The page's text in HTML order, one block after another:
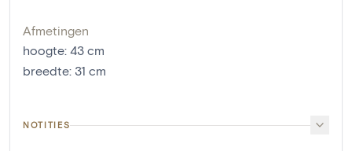
Afmetingen
hoogte: 43 cm
breedte: 31 cm
NOTITIES